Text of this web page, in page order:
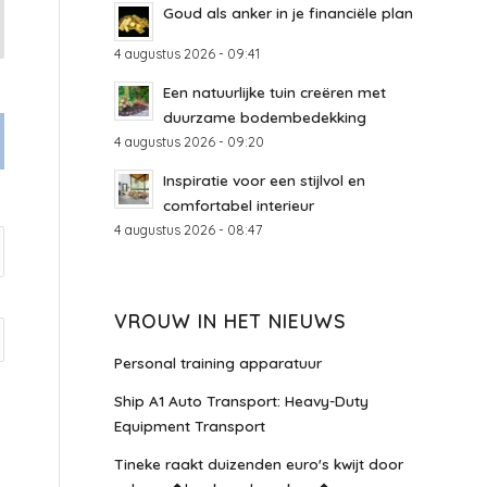
Goud als anker in je financiële plan
4 augustus 2026 - 09:41
Een natuurlijke tuin creëren met
duurzame bodembedekking
4 augustus 2026 - 09:20
Inspiratie voor een stijlvol en
comfortabel interieur
4 augustus 2026 - 08:47
VROUW IN HET NIEUWS
Personal training apparatuur
Ship A1 Auto Transport: Heavy-Duty
Equipment Transport
Tineke raakt duizenden euro's kwijt door